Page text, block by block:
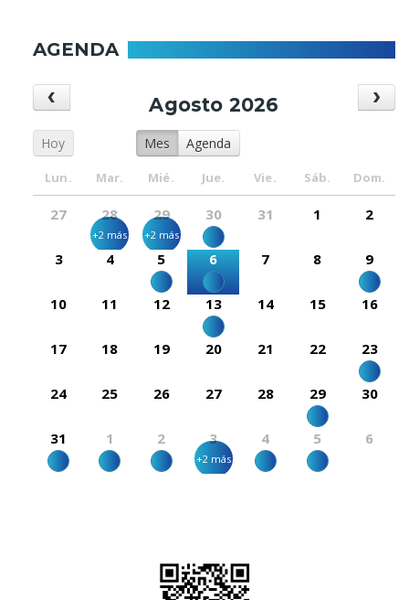
AGENDA
Hoy Mes Agenda
Agosto 2026
Lun. Mar. Mié. Jue. Vie. Sáb. Dom.
27 28 29 30 31 1 2
+2 más +2 más
3 4 5 6 7 8 9
10 11 12 13 14 15 16
17 18 19 20 21 22 23
24 25 26 27 28 29 30
31 1 2 3 4 5 6
+2 más